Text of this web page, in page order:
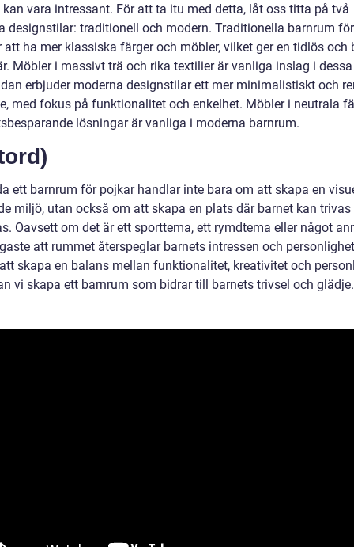
vara intressant. För att ta itu med detta, låt oss titta på två
designstilar: traditionell och modern. Traditionella barnrum
att ha mer klassiska färger och möbler, vilket ger en tidlös och
Möbler i massivt trä och rika textilier är vanliga inslag i
erbjuder moderna designstilar ett mer minimalistiskt och
med fokus på funktionalitet och enkelhet. Möbler i neutrala
lösningar är vanliga i moderna barnrum.
ett barnrum för pojkar handlar inte bara om att skapa en
miljö, utan också om att skapa en plats där barnet kan trivas
Oavsett om det är ett sporttema, ett rymdtema eller något
att rummet återspeglar barnets intressen och
skapa en balans mellan funktionalitet, kreativitet och
vi skapa ett barnrum som bidrar till barnets trivsel och glädje.